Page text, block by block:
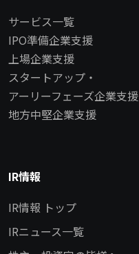
サービス一覧
IPO準備企業支援
上場企業支援
スタートアップ・
アーリーフェーズ企業支援
地方中堅企業支援
IR情報
IR情報 トップ
IRニュース一覧